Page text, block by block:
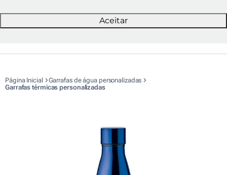
Aceitar
Página Inicial
Garrafas de água personalizadas
Garrafas térmicas personalizadas